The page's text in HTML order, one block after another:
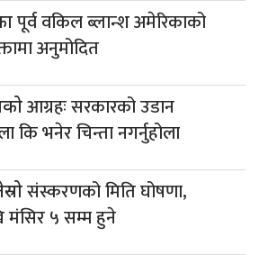
पूर्व वकिल ब्लान्श अमेरिकाको
अनुमोदित
आग्रहः सरकारको उडान
कि भनेर चिन्ता नगर्नुहोला
संस्करणको मिति घोषणा,
मंसिर ५ सम्म हुने